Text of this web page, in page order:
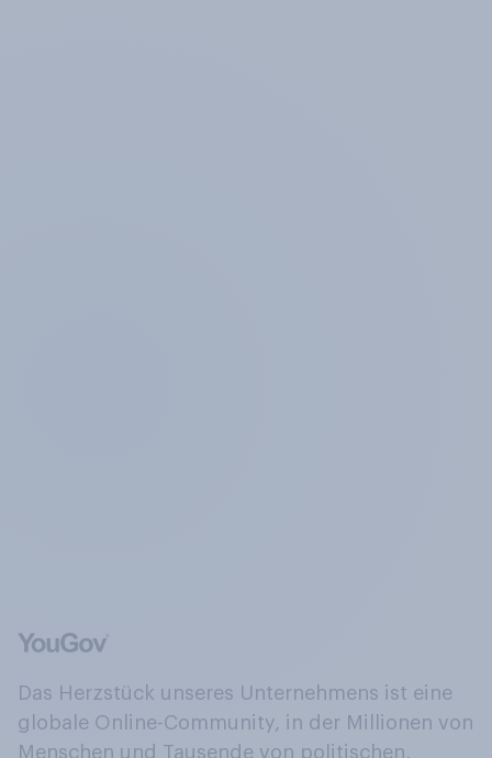
Das Herzstück unseres Unternehmens ist eine
globale Online-Community, in der Millionen von
Menschen und Tausende von politischen,